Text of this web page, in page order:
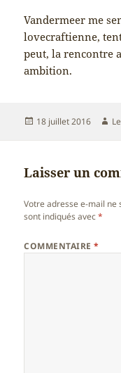
Vandermeer me
lovecraftienne,
peut, la rencontre
ambition.
Publié
18 juillet 2016
Laisser un
Votre adresse e-mail ne
sont indiqués avec*
COMMENTAIRE*